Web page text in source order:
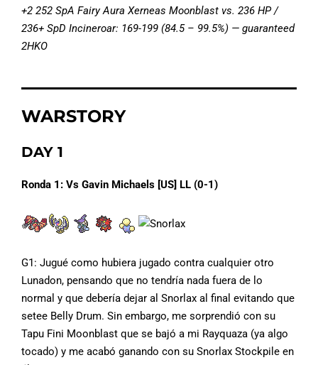
+2 252 SpA Fairy Aura Xerneas Moonblast vs. 236 HP /
236+ SpD Incineroar: 169-199 (84.5 – 99.5%) — guaranteed
2HKO
WARSTORY
DAY 1
Ronda 1: Vs Gavin Michaels [US] LL (0-1)
G1: Jugué como hubiera jugado contra cualquier otro
Lunadon, pensando que no tendría nada fuera de lo
normal y que debería dejar al Snorlax al final evitando que
setee Belly Drum. Sin embargo, me sorprendió con su
Tapu Fini Moonblast que se bajó a mi Rayquaza (ya algo
tocado) y me acabó ganando con su Snorlax Stockpile en